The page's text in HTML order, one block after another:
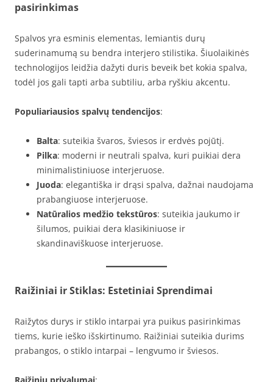
pasirinkimas
Spalvos yra esminis elementas, lemiantis durų
suderinamumą su bendra interjero stilistika. Šiuolaikinės
technologijos leidžia dažyti duris beveik bet kokia spalva,
todėl jos gali tapti arba subtiliu, arba ryškiu akcentu.
Populiariausios spalvų tendencijos:
Balta: suteikia švaros, šviesos ir erdvės pojūtį.
Pilka: moderni ir neutrali spalva, kuri puikiai dera
minimalistiniuose interjeruose.
Juoda: elegantiška ir drąsi spalva, dažnai naudojama
prabangiuose interjeruose.
Natūralios medžio tekstūros: suteikia jaukumo ir
šilumos, puikiai dera klasikiniuose ir
skandinaviškuose interjeruose.
Raižiniai ir Stiklas: Estetiniai Sprendimai
Raižytos durys ir stiklo intarpai yra puikus pasirinkimas
tiems, kurie ieško išskirtinumo. Raižiniai suteikia durims
prabangos, o stiklo intarpai – lengvumo ir šviesos.